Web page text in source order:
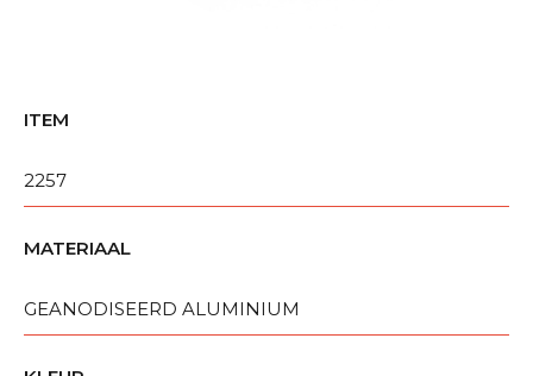
ITEM
2257
MATERIAAL
GEANODISEERD ALUMINIUM